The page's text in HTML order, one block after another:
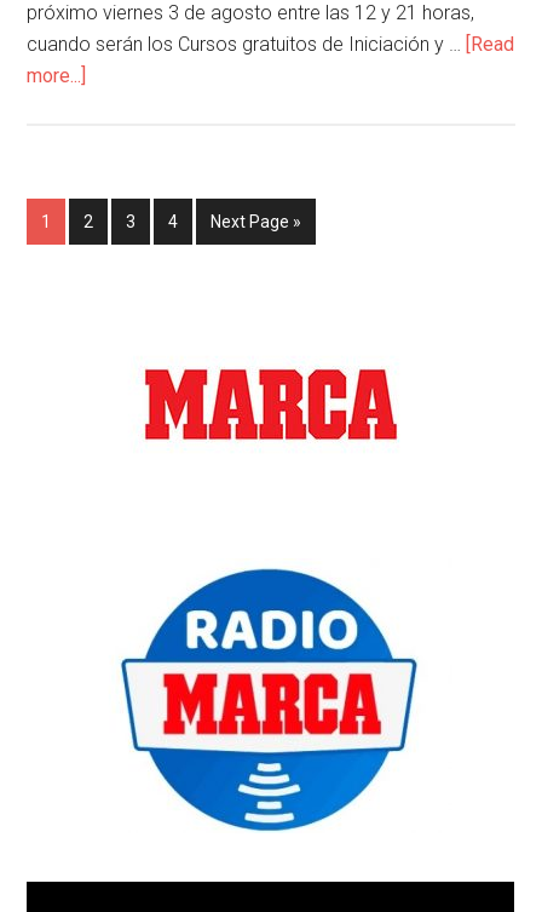
próximo viernes 3 de agosto entre las 12 y 21 horas,
cuando serán los Cursos gratuitos de Iniciación y … [Read
more...]
1 2 3 4 Next Page »